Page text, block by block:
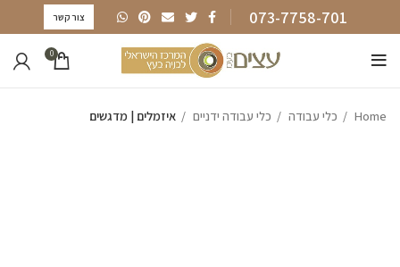
073-7758-701 צור קשר
0
Home כלי עבודה כלי עבודה ידניים איזמלים | מדגשים